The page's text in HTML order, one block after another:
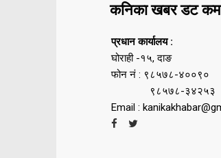
कनिका खबर डट कम
प्रधान कार्यालय :
घोराही -१५, दाङ
फोन नं : ९८५७८-४००९०
९८५७८-३४२५३
Email :